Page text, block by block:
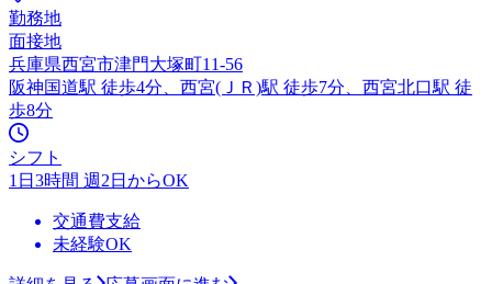
勤務地
面接地
兵庫県西宮市津門大塚町11-56
阪神国道駅 徒歩4分、西宮(ＪＲ)駅 徒歩7分、西宮北口駅 徒
歩8分
シフト
1日3時間 週2日からOK
交通費支給
未経験OK